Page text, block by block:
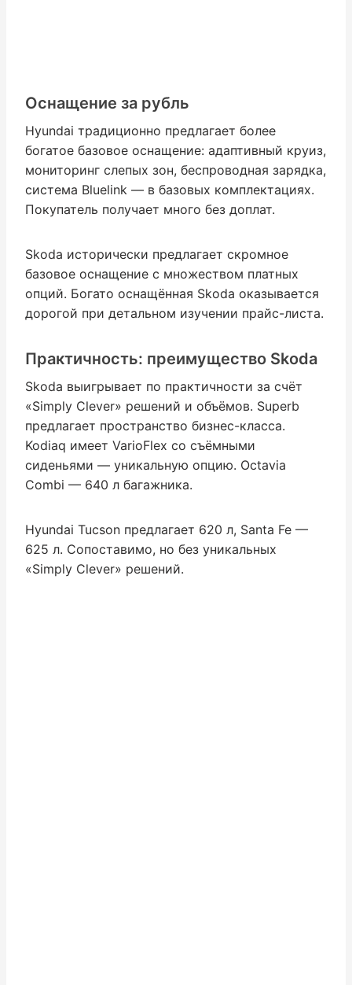
Оснащение за рубль
Hyundai традиционно предлагает более
богатое базовое оснащение: адаптивный круиз,
мониторинг слепых зон, беспроводная зарядка,
система Bluelink — в базовых комплектациях.
Покупатель получает много без доплат.
Skoda исторически предлагает скромное
базовое оснащение с множеством платных
опций. Богато оснащённая Skoda оказывается
дорогой при детальном изучении прайс-листа.
Практичность: преимущество Skoda
Skoda выигрывает по практичности за счёт
«Simply Clever» решений и объёмов. Superb
предлагает пространство бизнес-класса.
Kodiaq имеет VarioFlex со съёмными
сиденьями — уникальную опцию. Octavia
Combi — 640 л багажника.
Hyundai Tucson предлагает 620 л, Santa Fe —
625 л. Сопоставимо, но без уникальных
«Simply Clever» решений.